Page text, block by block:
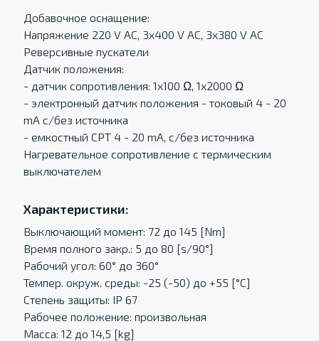
Добавочное оснащение:
Напряжение 220 V AC, 3x400 V AC, 3x380 V AC
Реверсивные пускатели
Датчик положения:
- датчик сопротивления: 1x100 Ω, 1x2000 Ω
- электронный датчик положения - токовый 4 - 20
mA c/без источника
- eмкостный CPT 4 - 20 mA, c/без источника
Нагревательное сопротивление с термическим
выключателем
Характеристики:
Выключающий момент: 72 до 145 [Nm]
Время полного закр.: 5 до 80 [s/90°]
Рабочий угол: 60° до 360°
Темпер. oкруж. среды: -25 (-50) до +55 [°C]
Степень защиты: IP 67
Рабочее положение: произвольная
Масса: 12 до 14,5 [kg]